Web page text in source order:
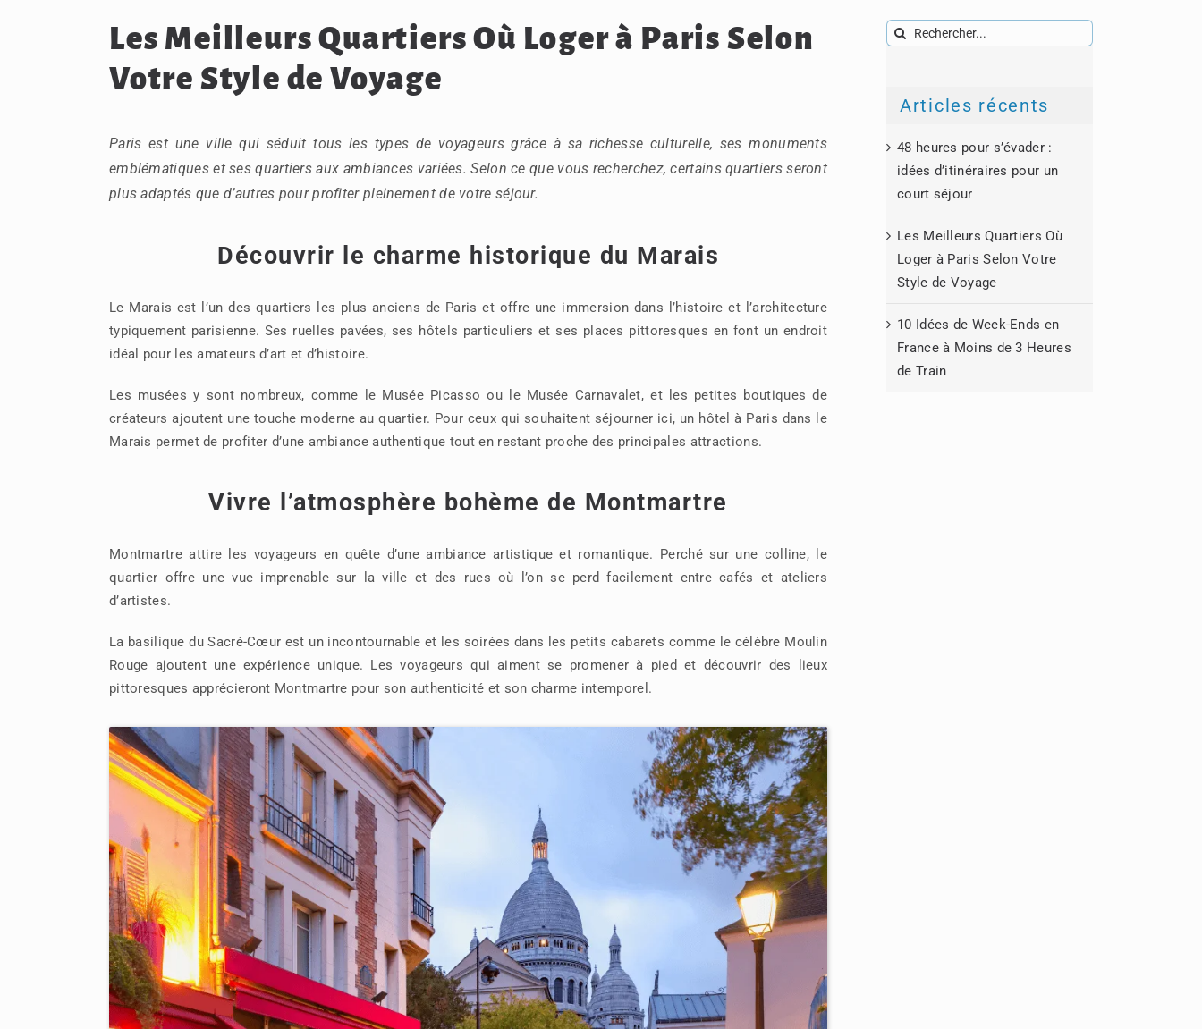
Les Meilleurs Quartiers Où Loger à Paris Selon
Votre Style de Voyage
Paris est une ville qui séduit tous les types de voyageurs grâce à sa richesse culturelle, ses monuments
emblématiques et ses quartiers aux ambiances variées. Selon ce que vous recherchez, certains quartiers seront
plus adaptés que d’autres pour profiter pleinement de votre séjour.
Découvrir le charme historique du Marais
Le Marais est l’un des quartiers les plus anciens de Paris et offre une immersion dans l’histoire et l’architecture
typiquement parisienne. Ses ruelles pavées, ses hôtels particuliers et ses places pittoresques en font un endroit
idéal pour les amateurs d’art et d’histoire.
Les musées y sont nombreux, comme le Musée Picasso ou le Musée Carnavalet, et les petites boutiques de
créateurs ajoutent une touche moderne au quartier. Pour ceux qui souhaitent séjourner ici, un hôtel à Paris dans le
Marais permet de profiter d’une ambiance authentique tout en restant proche des principales attractions.
Vivre l’atmosphère bohème de Montmartre
Montmartre attire les voyageurs en quête d’une ambiance artistique et romantique. Perché sur une colline, le
quartier offre une vue imprenable sur la ville et des rues où l’on se perd facilement entre cafés et ateliers
d’artistes.
La basilique du Sacré-Cœur est un incontournable et les soirées dans les petits cabarets comme le célèbre Moulin
Rouge ajoutent une expérience unique. Les voyageurs qui aiment se promener à pied et découvrir des lieux
pittoresques apprécieront Montmartre pour son authenticité et son charme intemporel.
Rechercher:
Articles récents
48 heures pour s’évader :
idées d’itinéraires pour un
court séjour
Les Meilleurs Quartiers Où
Loger à Paris Selon Votre
Style de Voyage
10 Idées de Week-Ends en
France à Moins de 3 Heures
de Train